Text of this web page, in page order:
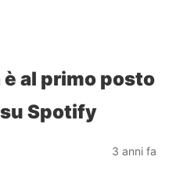
è al primo posto
Spotify
3 anni fa